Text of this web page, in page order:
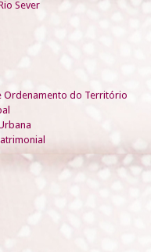
Sever
Ordenamento do Território